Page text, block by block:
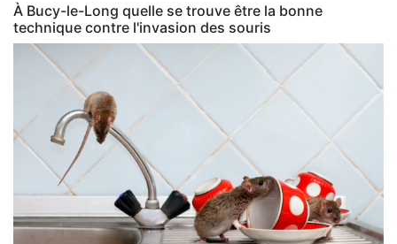
À Bucy-le-Long quelle se trouve être la bonne
technique contre l'invasion des souris